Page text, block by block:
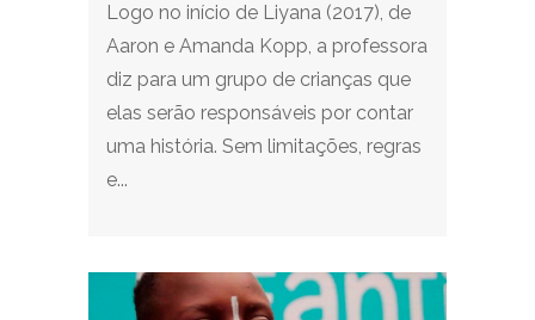
Logo no início de Liyana (2017), de
Aaron e Amanda Kopp, a professora
diz para um grupo de crianças que
elas serão responsáveis por contar
uma história. Sem limitações, regras
e...